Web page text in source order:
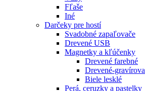
Fľaše
Iné
Darčeky pre hostí
Svadobné zapaľovače
Drevené USB
Magnetky a kľúčenky
Drevené farebné
Drevené-
Biele lesklé
Perá, ceruzky a pastelky